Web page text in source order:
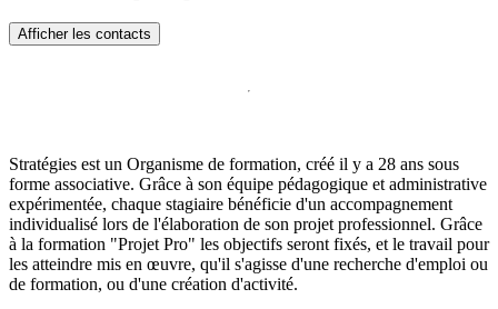
Stratégies est un Organisme de formation, créé il y a 28 ans sous
forme associative. Grâce à son équipe pédagogique et administrative
expérimentée, chaque stagiaire bénéficie d'un accompagnement
individualisé lors de l'élaboration de son projet professionnel. Grâce
à la formation "Projet Pro" les objectifs seront fixés, et le travail pour
les atteindre mis en œuvre, qu'il s'agisse d'une recherche d'emploi ou
de formation, ou d'une création d'activité.
Afficher les contacts